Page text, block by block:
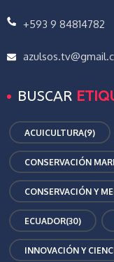
+593 9 84814782
BUSCAR
ACUICULTURA(9)
CONSERVACIÓN
CONSERVACIÓN Y
ECUADOR(30)
INNOVACIÓN Y